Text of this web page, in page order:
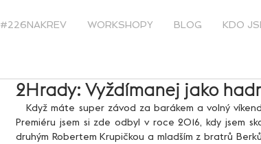
#226NAKREV WORKSHOPY BLOG KDO
2Hrady: Vyždímanej jako hadr
   Když máte super závod za barákem a volný víkend, tak není mnoho možností, co dělat s načatou sobotou.
Premiéru jsem si zde odbyl v roce 2016, kdy jsem
druhým Robertem Krupičkou a mladším z bratrů